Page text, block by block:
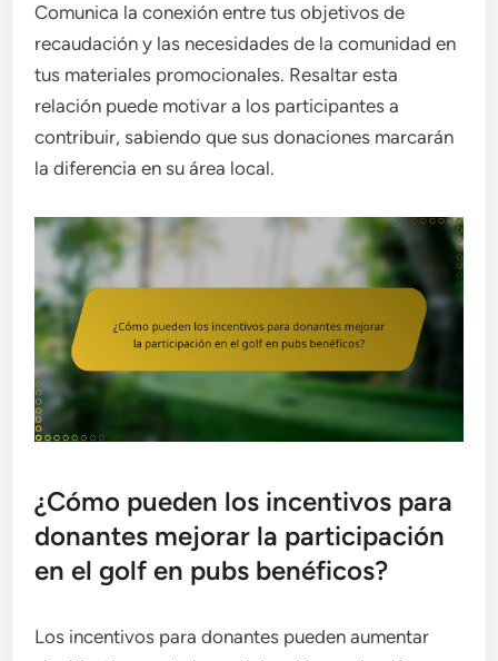
Comunica la conexión entre tus objetivos de
recaudación y las necesidades de la comunidad en
tus materiales promocionales. Resaltar esta
relación puede motivar a los participantes a
contribuir, sabiendo que sus donaciones marcarán
la diferencia en su área local.
¿Cómo pueden los incentivos para
donantes mejorar la participación
en el golf en pubs benéficos?
Los incentivos para donantes pueden aumentar